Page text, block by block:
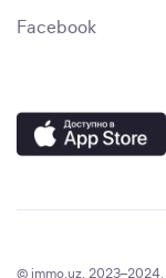
Facebook
© immo.uz,